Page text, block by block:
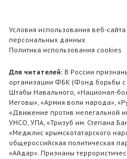
Условия использования веб-
персональных данных
Политика использования cookies
Для читателей: В России
организации ФБК (Фонд борьбы с
Штабы Навального, «Национал-
Иеговы», «Армия воли народа»,
«Движение против нелегальной
УНСО, УПА, «Тризуб им. Степана
«Меджлис крымскотатарского
общероссийская политическая
«Айдар». Признаны